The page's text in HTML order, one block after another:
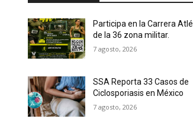
Participa en la Carrera
de la 36 zona militar.
7 agosto, 2026
SSA Reporta 33 Casos de
Ciclosporiasis en México
7 agosto, 2026